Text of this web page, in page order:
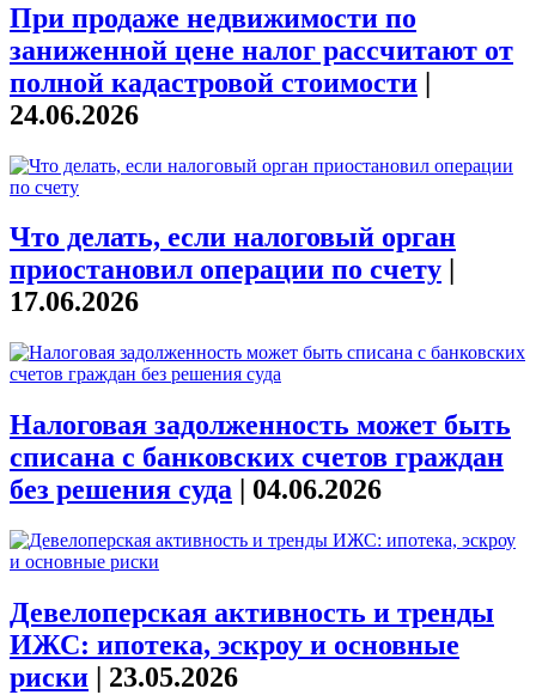
При продаже недвижимости по
заниженной цене налог рассчитают от
полной кадастровой стоимости |
24.06.2026
Что делать, если налоговый орган
приостановил операции по счету
17.06.2026
Налоговая задолженность может быть
списана с банковских счетов граждан
без решения суда
04.06.2026
Девелоперская активность и тренды
ИЖС: ипотека, эскроу и основные
риски | 23.05.2026